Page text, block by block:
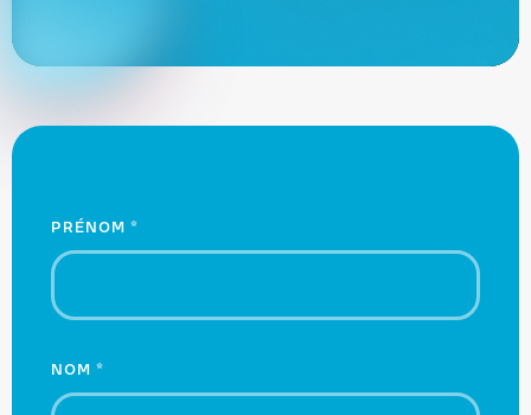
Nom
PRÉNOM *
NOM *